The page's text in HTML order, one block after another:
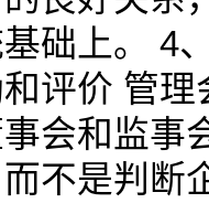
础上。 4
评价 管
会和监事
不是判断